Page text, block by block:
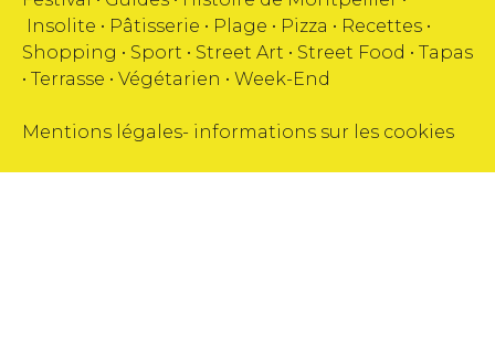
Insolite • Pâtisserie • Plage • Pizza • Recettes •
Shopping • Sport • Street Art • Street Food • Tapas
• Terrasse • Végétarien • Week-End
Mentions légales- informations sur les cookies